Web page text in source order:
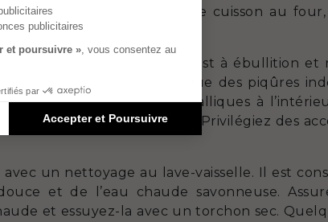
pas sur le côté. Pour une cuisson au
de l’ajouter lorsque l’eau est à ébullition et
à faible dose, provoque des piqûres
utiliser d’ustensiles métalliques à
l’apparition de rayures. Privilégiez des
avec un nettoyage au lave-vaisselle. Il est
et de l’eau chaude savonneuse.
et essuyez-la avec un torchon sec.